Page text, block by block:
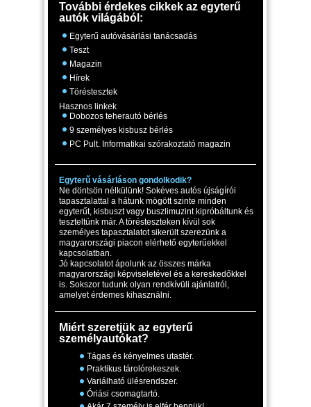
További érdekes cikkek az egyterű
autók világából:
Egyterű autóvásárlási tanácsadás
Teszt
Magazin
Hírek
Töréstesztek
Hasznos linkek
Dobozos teherautó bérlés
9 személyes kisbusz bérlés
PC Pult. Informatikai szórakoztató magazin
Egyterű vásárláson gondolkodik?
Ne döntsön nélkülünk! Sokéves autós újságírói
tapasztalattal a hátunk mögött szinte minden
egyterűt, kisbuszt vagy buszlimuzint kipróbáltunk és
teszteltünk már. A törésteszteken kívül sok
személyes tapasztalatot sikerült szerezünk a
magyarországi piacon elérhető egyterűekkel
kapcsolatban.
Jó kapcsolatot ápolunk az összes márka
magyarországi képviseletével és a kereskedőkkel
is. Sokszor tudunk olyan rendkívüli ajánlatról,
amelyet érdemes kihasználni.
Miért szeretjük az egyterű
személyautókat?
Tágas és kényelmes utastér.
Praktikus tárolórekeszek.
Variálható ülésrendszer.
Óriási csomagtartó.